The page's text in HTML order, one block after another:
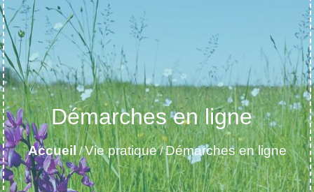
Démarches en ligne
Accueil/Vie pratique/Démarches en ligne